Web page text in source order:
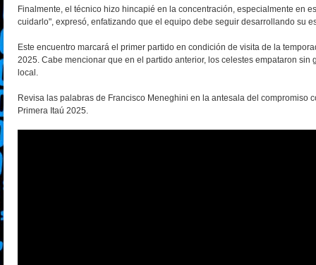
Finalmente, el técnico hizo hincapié en la concentración, especialmente en
cuidarlo", expresó, enfatizando que el equipo debe seguir desarrollando su
Este encuentro marcará el primer partido en condición de visita de la
2025. Cabe mencionar que en el partido anterior, los celestes empataron
local.
Revisa las palabras de Francisco Meneghini en la antesala del compromiso
Primera Itaú 2025.